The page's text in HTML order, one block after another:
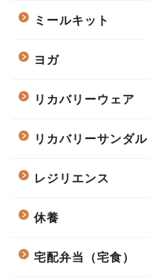
ミールキット
ヨガ
リカバリーウェア
リカバリーサンダル
レジリエンス
休養
宅配弁当（宅食）